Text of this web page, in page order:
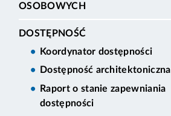
OSOBOWYCH
DOSTĘPNOŚĆ
Koordynator dostępności
Dostępność architektoniczna
Raport o stanie zapewniania
dostępności